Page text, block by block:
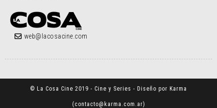
web@lacosacine.com
© La Cosa Cine 2019 - Cine y Series - Diseño por Karma
(contacto@karma.com.ar)